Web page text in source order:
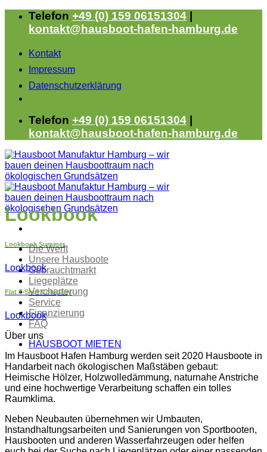
Zum
springen
Telefon +49 (0) 159 06151304
kontakt@hausboot-hafen-hamburg.de
Kontakt
Impressum
Datenschutzerklärung
Telefon +49 (0) 159 06151304
kontakt@hausboot-hafen-hamburg.de
Die Werft
Unsere Hausboote
Gebrauchtmarkt
Liegeplätze
Vercharterung
Service
Finanzierung
FAQ
HAUSBOOT MIETEN
Lookbook
Lookbook Summer
Lookbook
Flat T-Shirt Company
Lookbook
Über uns
Im Hausboot Hafen Hamburg werden seit 2020 Hausboote in
Handarbeit nach ökologischen Maßstäben gebaut:
Heimische Hölzer, Holzwolledämmung, naturnahe Anstriche
und eine hochwertige Verarbeitung schaffen ein tolles
Raumklima.
Neben Neubauten übernehmen wir Umbauten,
Instandhaltungsarbeiten und Sanierungen von Sportbooten,
Hausbooten und anderen Wasserfahrzeugen oder helfen